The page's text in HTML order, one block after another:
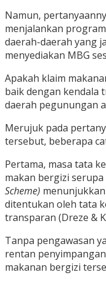
Namun,
menjalankan
daerah-daerah yang
menyediakan MBG
Apakah klaim
baik dengan kendala
daerah pegunungan
Merujuk pada
tersebut, beberapa
Pertama, masa tata
makan bergizi
Scheme)
ditentukan oleh tata
transparan (Dreze &
Tanpa pengawasan
rentan
makanan bergizi